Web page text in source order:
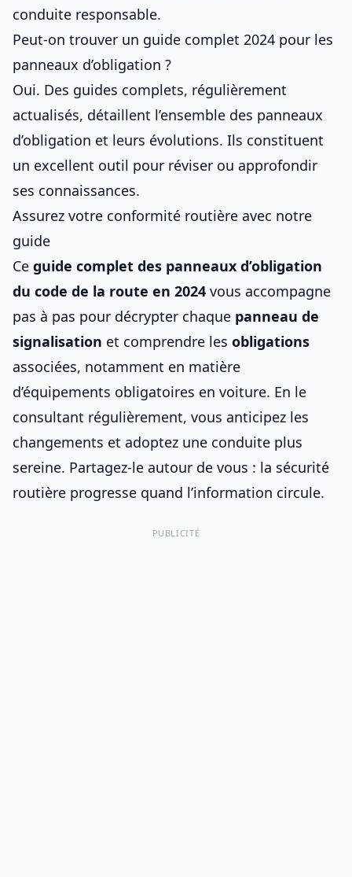
conduite responsable.
Peut-on trouver un guide complet 2024 pour les
panneaux d’obligation ?
Oui. Des guides complets, régulièrement
actualisés, détaillent l’ensemble des panneaux
d’obligation et leurs évolutions. Ils constituent
un excellent outil pour réviser ou approfondir
ses connaissances.
Assurez votre conformité routière avec notre
guide
Ce guide complet des panneaux d’obligation
du code de la route en 2024 vous accompagne
pas à pas pour décrypter chaque panneau de
signalisation et comprendre les obligations
associées, notamment en matière
d’équipements obligatoires en voiture. En le
consultant régulièrement, vous anticipez les
changements et adoptez une conduite plus
sereine. Partagez-le autour de vous : la sécurité
routière progresse quand l’information circule.
PUBLICITÉ